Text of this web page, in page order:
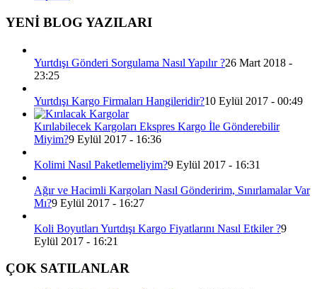
YENİ BLOG YAZILARI
Yurtdışı Gönderi Sorgulama Nasıl Yapılır ?26 Mart 2018 -
23:25
Yurtdışı Kargo Firmaları Hangileridir?10 Eylül 2017 - 00:49
Kırılabilecek Kargoları Ekspres Kargo İle Gönderebilir
Miyim?9 Eylül 2017 - 16:36
Kolimi Nasıl Paketlemeliyim?9 Eylül 2017 - 16:31
Ağır ve Hacimli Kargoları Nasıl Gönderirim, Sınırlamalar Var
Mı?9 Eylül 2017 - 16:27
Koli Boyutları Yurtdışı Kargo Fiyatlarını Nasıl Etkiler ?9
Eylül 2017 - 16:21
ÇOK SATILANLAR